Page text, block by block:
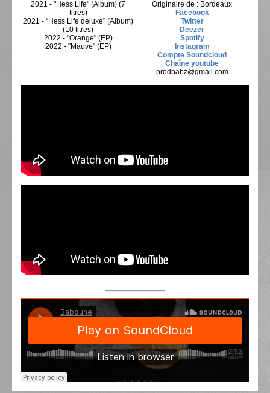
2021 - "Hess Life" (Album) (7
titres)
2021 - "Hess Life deluxe" (Album)
(10 titres)
2022 - "Orange" (EP)
2022 - "Mauve" (EP)
Originaire de : Bordeaux
Facebook
Twitter
Deezer
Spotify
Instagram
Compte Soundcloud
Chaîne youtube
prodbabz@gmail.com